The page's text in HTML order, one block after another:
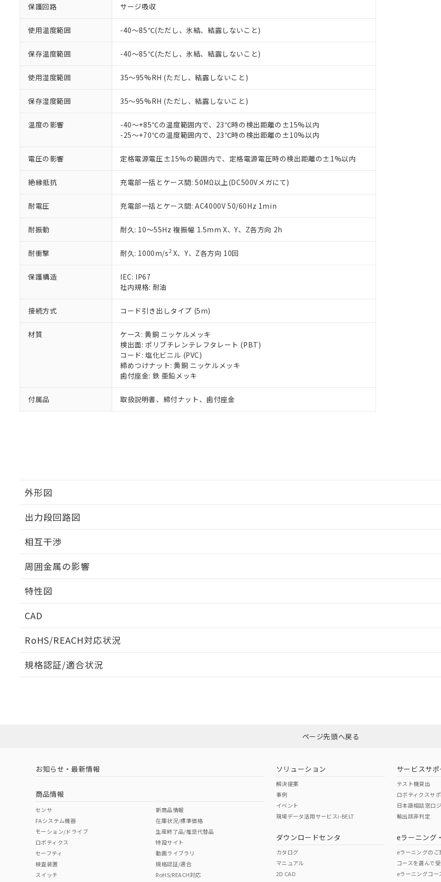
保護回路 サージ吸収
使用温度範囲 -40～85℃(ただし、氷結、結露しないこと)
保存温度範囲 -40～85℃(ただし、氷結、結露しないこと)
使用湿度範囲 35～95%RH (ただし、結露しないこと)
保存湿度範囲 35～95%RH (ただし、結露しないこと)
温度の影響
-40～+85℃の温度範囲内で、23℃時の検出距離の±15%以内
-25～+70℃の温度範囲内で、23℃時の検出距離の±10%以内
電圧の影響 定格電源電圧±15%の範囲内で、定格電源電圧時の検出距離の±1%以内
絶縁抵抗 充電部一括とケース間: 50MΩ以上(DC500Vメガにて)
耐電圧 充電部一括とケース間: AC4000V 50/60Hz 1min
耐振動 耐久: 10～55Hz 複振幅 1.5mm X、Y、Z各方向 2h
耐衝撃 耐久: 1000m/s2X、Y、Z各方向 10回
保護構造
IEC: IP67
社内規格: 耐油
接続方式 コード引き出しタイプ (5m)
材質
ケース: 黄銅 ニッケルメッキ
検出面: ポリブチレンテレフタレート (PBT)
コード: 塩化ビニル (PVC)
締めつけナット: 黄銅 ニッケルメッキ
歯付座金: 鉄 亜鉛メッキ
付属品 取扱説明書、締付ナット、歯付座金
外形図
出力段回路図
相互干渉
A: 100mm以上、B: 70mm以上
周囲金属の影響
特性図
検出領域
CAD
RoHS/REACH対応状況
EU RoHS 注意事項・凡例
ダウンロードはこちら
中国 RoHS 注意事項・凡例
中国 RoHS表
Pb Hg Cr(VI)
規格認証/適合状況
（イギリス
（ノルウェー
（日本
（アメリカ
この製品の規格認証/適合
その他の認証はこちらのページからご
本サービスは、当社制御機器事業取扱商品の当社在庫状況および標準価格(税抜)を
くものです。
在庫状況および標準価格照会結果は、記載している更新日時点での社内データに
のであり、閲覧された時点での実際の在庫および標準価格とは異なる場合があるこ
正式な納期状況および標準価格はお客様のお取引先、またはお客様担当のオムロ
当社販売員にご相談ください。
オムロン制御機器販売店や当社販売拠点は「
在庫状況および標準価格結果を当社の事前の承諾なく第三者に漏洩または開示しな
す。
マイパーツ機能（部品リスト作成サービス）をご利用いただくには、I-Webメンバ
が、当社の製品・サービスに関するお客様との取引・商談に必要な範囲で利用する
さい。
※当社の共同利用者とは、"個人情報の共同利用に関して"
いる法人を指します。
*EU RoHS指令（10物質）：
鉛(Pb) 1000ppm以下、 水銀(Hg) 1000ppm以下、 カドミウム(Cd) 100ppm以下、
六価クロム(Cr(Ⅵ)) 1000ppm以下、ポリ臭化ビフェニル類(PBB) 1000ppm以下、ポリ臭化ジフェニルエーテル類
フタル酸ビス(2-エチルヘキシル) (DEHP)(別名：DOP) 1000ppm以下、フタル酸ブチルベンジル（BBP）
但し、RoHS指令で産業用監視および制御機器に対する適用除外項目は除く。
※2 対応予定月
部品在庫の切り替え状況などにより、予定月が前後することがあります。
※3 非含有証明書ダウンロード
EU RoHS指令（10物質）の非含有証明書
51物質の非含有証明書（当社基準）
※本証明書は発行日時点で非含有を証明するもので、過去に遡って非含有を証明するも
また、RoHS指令のフタル酸エステル類４物質の対応では、対応完了までの期間は出
混在することから備考欄に対応日を記載しておりました。
既に当社にて対応品への在庫切替を完了していることから、特段のことがない限り、
り割愛しております。
「－」：未確認です。当社販売部門へお問い合わせください。
Pb(鉛) :1000ppm、 Hg(水銀) : 1000ppm、 Cd(カドミウム) : 100ppm、
Cr(Ⅵ)(六価クロム) : 1000ppm、 PBBs(ポリ臭化ビフェニル類) : 1000ppm、 PBDEs(ポリ臭化ジフェニルエーテ
DBP(フタル酸ジブチル) : 1000ppm、 DIBP(フタル酸ジイソブチル) : 1000ppm、 BBP(フタル酸ブチルベンジル) :
DEHP(フタル酸ビス(2-エチルヘキシル)) : 1000ppm
※2 環境保護使用期限
「ｅ」：有害物質（10物質）のすべてが基準値以下であることを示します。
「10」：通常の使用状況下において有害物質が外部に漏えいし、環境に深刻な影響を及
味します。
「－」：未確認です。当社販売部門へお問い合わせください。
当社は、これら貴社製品のうち、外国為替および外国貿易法に定める商品（以下｢
う）を輸出または国外への提供する場合は、日本国政府の輸出許可(または役務取
などの必要な手続きをとります。
当社は規制貨物を破棄する場合は、完全に破砕するなど、違法に輸出されないよ
置等に一切使用いたしません。
当社は、貴社製品を第三者に販売する場合は、上記1、2および3の内容を当該第三
また当社は、販売先および販売に係わる関係者が違法に輸出するおそれがある場合
たしません。
記
号
説明
○ 一定数以上の在庫あり
△ 一定数には満たないが在庫あり
－
在庫なし(最新の在庫状況については、お客様のお取引先、またはお客様担当
機器販売店・当社販売員にご確認ください)
空
白
受注生産機種、また在庫状況の情報を公開していない機種
ページ先頭へ戻る
お知らせ・最新情報
商品情報
センサ
FAシステム機器
モーション/ドライブ
ロボティクス
セーフティ
検査装置
スイッチ
新商品情報
在庫状況/標準価格
生産終了品/推奨代替品
特設サイト
動画ライブラリ
規格認証/適合
RoHS/REACH対応
ソリューション
解決提案
事例
イベント
現場データ活用サービスi-BELT
ダウンロードセンタ
カタログ
マニュアル
2D CAD
サービスサポ
テスト機貸出
ロボティクスサ
日本語相談窓口
輸出該非判定
eラーニング
eラーニングのご
コースを選んで
eラーニングコー